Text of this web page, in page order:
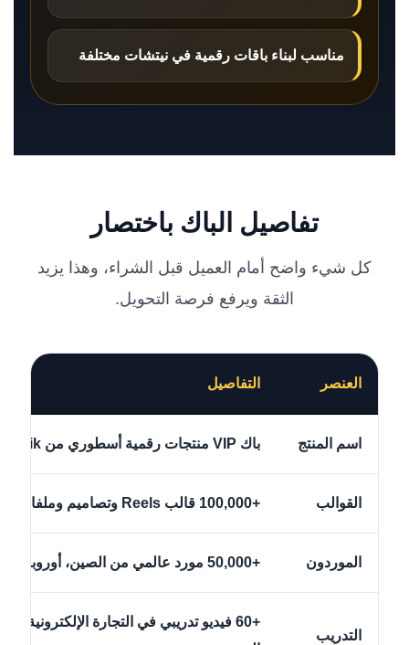
مناسب لبناء باقات رقمية في نيتشات مختلفة
تفاصيل الباك باختصار
كل شيء واضح أمام العميل قبل الشراء، وهذا يزيد
الثقة ويرفع فرصة التحويل.
العنصر التفاصيل
اسم المنتج باك VIP منتجات رقمية أسطوري من Techtaswik
القوالب +100,000 قالب Reels وتصاميم وملفات رقمية
الموردون +50,000 مورد عالمي من الصين، أوروبا، تركيا وأكثر
التدريب